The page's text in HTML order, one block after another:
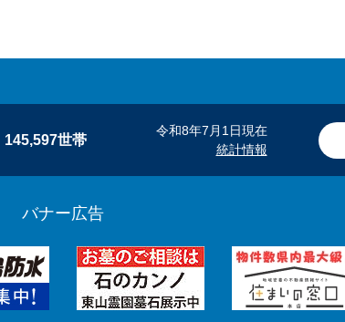
145,597世帯
令和8年7月1日現在
統計情報
バナー広告